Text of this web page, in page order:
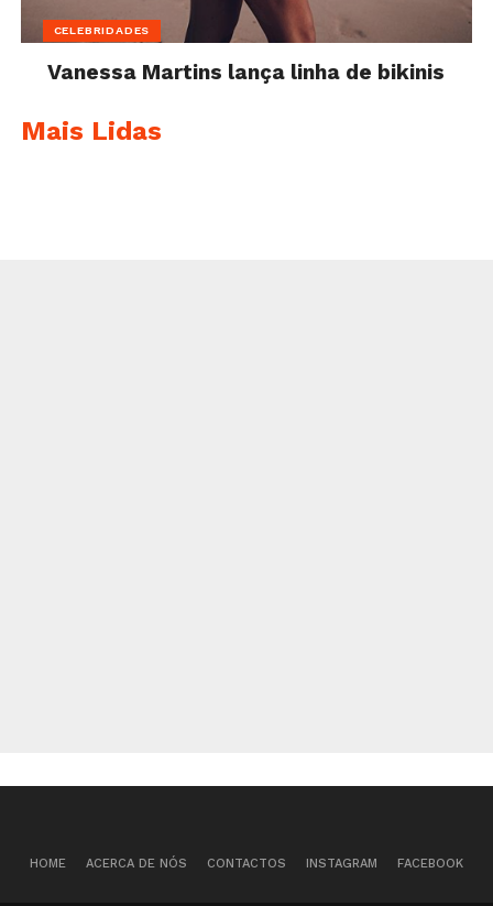
CELEBRIDADES
Vanessa Martins lança linha de bikinis
Mais Lidas
HOME ACERCA DE NÓS CONTACTOS INSTAGRAM FACEBOOK